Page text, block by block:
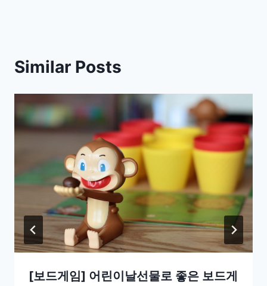
Similar Posts
[보드게임] 어린이날선물로 좋은 보드게